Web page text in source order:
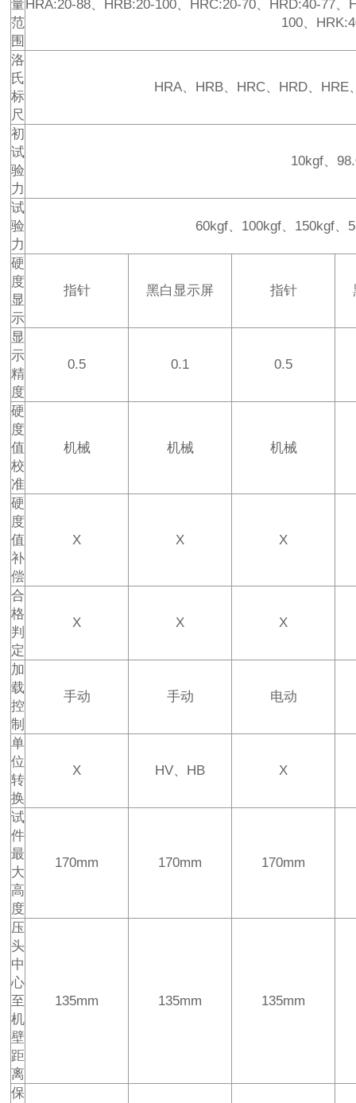
量
范
围
HRA:20-88、HRB:20-100、HRC:20-70、HRD:40-77
100、
洛
氏
标
尺
HRA、HRB、HRC、HRD、
初
试
验
力
10kgf、
试
验
力
60kgf、100kgf、150kgf、
硬
度
显
示
指针 黑白显示屏 指针
显
示
精
度
0.5 0.1 0.5
硬
度
值
校
准
机械 机械 机械
硬
度
值
补
偿
X X X
合
格
判
定
X X X
加
载
控
制
手动 手动 电动
单
位
转
换
X HV、HB X
试
件
最
大
高
度
170mm 170mm 170mm
压
头
中
心
至
机
壁
距
离
135mm 135mm 135mm
保